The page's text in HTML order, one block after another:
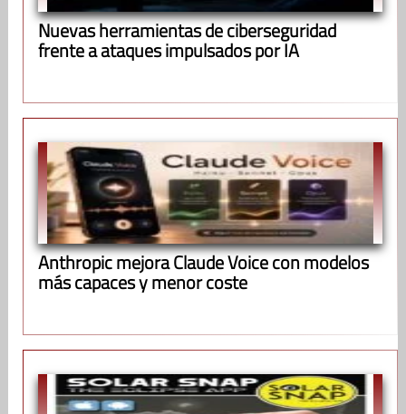
Nuevas herramientas de ciberseguridad
frente a ataques impulsados por IA
Anthropic mejora Claude Voice con modelos
más capaces y menor coste